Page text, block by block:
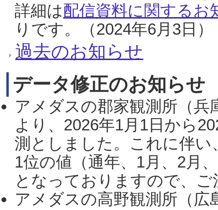
詳細は配信資料に関するお
りです。（2024年6月3日）
過去のお知らせ
データ修正のお知らせ
アメダスの郡家観測所（
より、2026年1月1日から
測としました。これに伴い
1位の値（通年、1月、2月
となっておりますので、
アメダスの高野観測所（